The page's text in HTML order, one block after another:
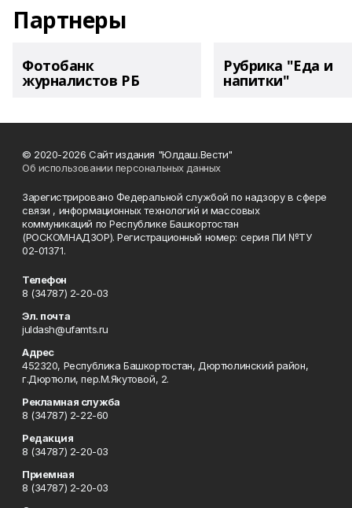
Партнеры
Фотобанк
журналистов РБ
Рубрика "Еда и
напитки"
© 2020-2026 Сайт издания "Юлдаш.Вести"
Об использовании персональных данных
Зарегистрировано Федеральной службой по надзору в сфере
связи , информационных технологий и массовых
коммуникаций по Республике Башкортостан
(РОСКОМНАДЗОР). Регистрационный номер: серия ПИ №ТУ
02-01371.
Телефон
8 (34787) 2-20-03
Эл. почта
juldash@ufamts.ru
Адрес
452320, Республика Башкортостан, Дюртюлинский район,
г.Дюртюли, пер.М.Якутовой, 2.
Рекламная служба
8 (34787) 2-22-60
Редакция
8 (34787) 2-20-03
Приемная
8 (34787) 2-20-03